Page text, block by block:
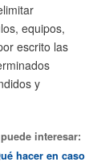
equipos,
escrito las
y
interesar:
hacer en caso